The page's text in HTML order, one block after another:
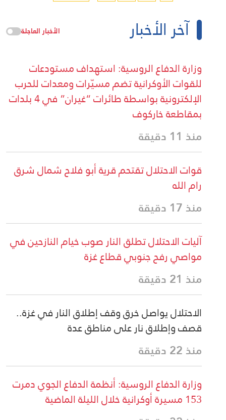
آخر الأخبار الأخبار العاجلة
وزارة الدفاع الروسية: استهداف مستودعات
للقوات الأوكرانية تضم مسيّرات ومعدات للحرب
الإلكترونية بواسطة طائرات “غيران” في 4 بلدات
بمقاطعة خاركوف
منذ 11 دقيقة
قوات الاحتلال تقتحم قرية أبو فلاح شمال شرق
رام الله
منذ 17 دقيقة
آليات الاحتلال تطلق النار صوب خيام النازحين في
مواصي رفح جنوبي قطاع غزة
منذ 21 دقيقة
الاحتلال يواصل خرق وقف إطلاق النار في غزة..
قصف وإطلاق نار على مناطق عدة
منذ 22 دقيقة
وزارة الدفاع الروسية: أنظمة الدفاع الجوي دمرت
153 مسيرة أوكرانية خلال الليلة الماضية